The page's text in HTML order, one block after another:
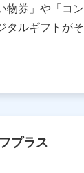
社のサービスを
したサービス利
履歴、ご契約内
客さまの趣味・
続き・管理等付
について責任を
物券」や「コ
タルギフトが
プラス